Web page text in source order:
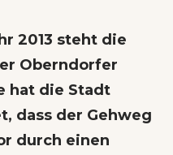
2013 steht die
Oberndorfer
hat die Stadt
dass der Gehweg
durch einen